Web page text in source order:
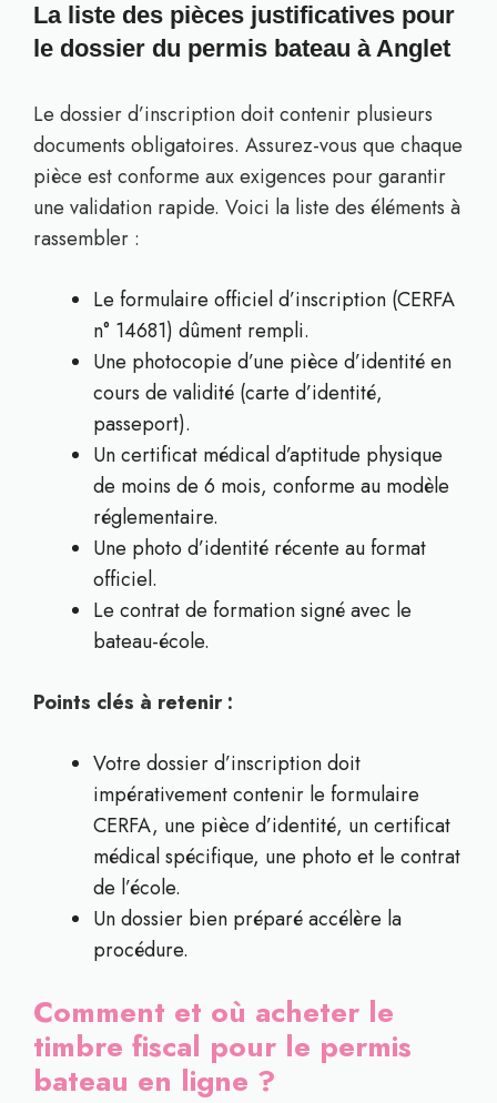
La liste des pièces justificatives pour
le dossier du permis bateau à Anglet
Le dossier d’inscription doit contenir plusieurs
documents obligatoires. Assurez-vous que chaque
pièce est conforme aux exigences pour garantir
une validation rapide. Voici la liste des éléments à
rassembler :
Le formulaire officiel d’inscription (CERFA
n° 14681) dûment rempli.
Une photocopie d’une pièce d’identité en
cours de validité (carte d’identité,
passeport).
Un certificat médical d’aptitude physique
de moins de 6 mois, conforme au modèle
réglementaire.
Une photo d’identité récente au format
officiel.
Le contrat de formation signé avec le
bateau-école.
Points clés à retenir :
Votre dossier d’inscription doit
impérativement contenir le formulaire
CERFA, une pièce d’identité, un certificat
médical spécifique, une photo et le contrat
de l’école.
Un dossier bien préparé accélère la
procédure.
Comment et où acheter le
timbre fiscal pour le permis
bateau en ligne ?